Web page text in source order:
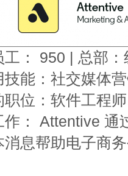
工： 950 | 总部
技能：社交媒体
职位：软件工程
作： Attentive 通
消息帮助电子商